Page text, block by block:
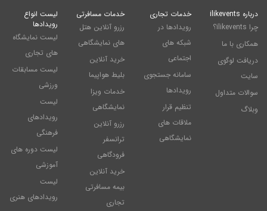
درباره ilikevents
چرا ilikevents؟
همکاری با ما
دریافت لوگوی
سایت
سوالات متداول
وبلاگ
خدمات تجاری
رویدادها در
شبکه های
اجتماعی
سامانه جستجوی
رویدادها
تنظیم قرار
ملاقات های
نمایشگاهی
خدمات مسافرتی
رزرو آنلاین هتل
های نمایشگاهی
خرید آنلاین
بلیط هواپیما
خدمات ویزا
نمایشگاهی
رزرو آنلاین
ترانسفر
فرودگاهی
خرید آنلاین
بیمه مسافرتی
تجاری
لیست انواع
رویدادها
لیست نمایشگاه
های تجاری
لیست مسابقات
ورزشی
لیست
رویدادهای
فرهنگی
لیست دوره های
آموزشی
لیست
رویدادهای هنری